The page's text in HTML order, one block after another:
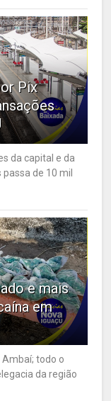
Pix
da capital e da
de 10 mil
e mais
em
todo o
da região